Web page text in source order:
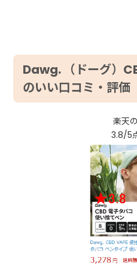
Dawg. （ドーグ）
のいい口コミ・評価
楽天
3.8/5